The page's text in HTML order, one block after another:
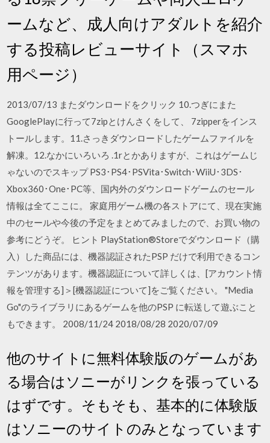
ームなど、成人向けアダルトを紹介
する投稿レビューサイト（スマホ
用ページ）
2013/07/13 またダウンロードをクリック 10.つぎにまた
GooglePlayに行って7zipとけんさくをして、 7zipperをインス
トールします。11.さっきダウンロードしたゲームファイルを
解凍。12.なかにいろいろ .1rとかありますが、これはゲームじ
ゃないのでスキップ PS3･PS4･PSVita･Switch･WiiU･3DS･
Xbox360･One･PC等、国内外のダウンロードゲームのセール
情報は全てここに。 家庭用ゲーム機の各ストアにて、現在実施
中のセールや今後の予定をまとめてみましたので、お買い物の
参考にどうぞ。 ヒント PlayStation®Storeでダウンロード（購
入）した商品には、機器認証されたPSP だけで利用できるコン
テンツがあります。機器認証について詳しくは、[アカウント情
報を管理する]＞[機器認証について]をご覧ください。 "Media
Go"のライブラリにあるゲームを他のPSP に転送して遊ぶこと
もできます。 2008/11/24 2018/08/28 2020/07/09
他のサイトに無料体験版のゲームがあ
る場合はソニーがリンクを張っている
はずです。そもそも、基本的に体験版
はソニーのサイトのみとなっています